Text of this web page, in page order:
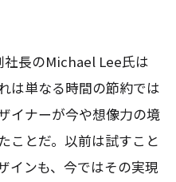
社長のMichael Lee氏は
は単なる時間の節約では
イナーが今や想像力の境
ことだ。以前は試すこと
インも、今ではその実現